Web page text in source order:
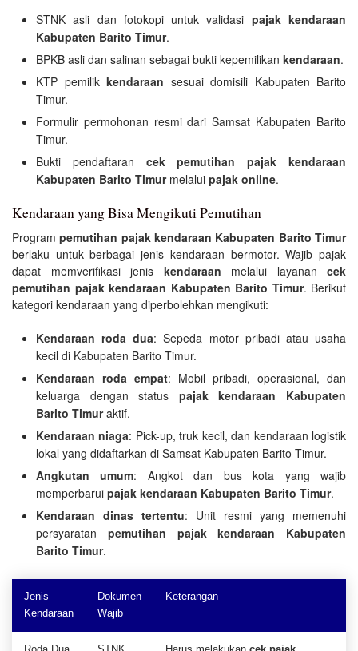
STNK asli dan fotokopi untuk validasi pajak kendaraan
Kabupaten Barito Timur.
BPKB asli dan salinan sebagai bukti kepemilikan kendaraan.
KTP pemilik kendaraan sesuai domisili Kabupaten Barito
Timur.
Formulir permohonan resmi dari Samsat Kabupaten Barito
Timur.
Bukti pendaftaran cek pemutihan pajak kendaraan
Kabupaten Barito Timurmelalui pajak online.
Kendaraan yang Bisa Mengikuti Pemutihan
Programpemutihan pajak kendaraan Kabupaten Barito Timur
berlaku untuk berbagai jenis kendaraan bermotor. Wajib pajak
dapat memverifikasi jenis kendaraan melalui layanan cek
pemutihan pajak kendaraan Kabupaten Barito Timur. Berikut
kategori kendaraan yang diperbolehkan mengikuti:
Kendaraan roda dua: Sepeda motor pribadi atau usaha
kecil di Kabupaten Barito Timur.
Kendaraan roda empat: Mobil pribadi, operasional, dan
keluarga dengan status pajak kendaraan Kabupaten
Barito Timuraktif.
Kendaraan niaga: Pick-up, truk kecil, dan kendaraan logistik
lokal yang didaftarkan di Samsat Kabupaten Barito Timur.
Angkutan umum: Angkot dan bus kota yang wajib
memperbarui pajak kendaraan Kabupaten Barito Timur.
Kendaraan dinas tertentu: Unit resmi yang memenuhi
persyaratan pemutihan pajak kendaraan Kabupaten
Barito Timur.
Jenis
Kendaraan
Dokumen
Wajib
Keterangan